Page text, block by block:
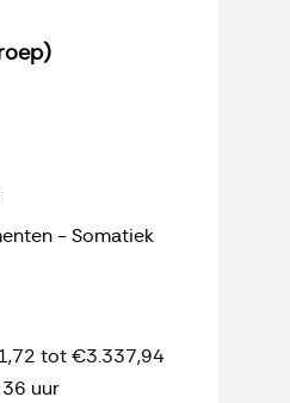
- Somatiek
tot €3.337,94
uur